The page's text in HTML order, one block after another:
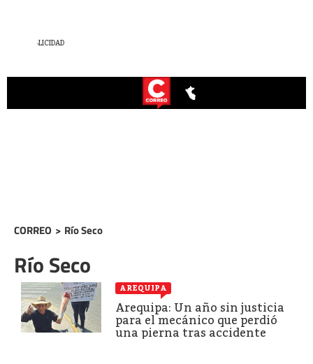
CORREO > Río Seco
Río Seco
AREQUIPA
Arequipa: Un año sin justicia
para el mecánico que perdió
una pierna tras accidente